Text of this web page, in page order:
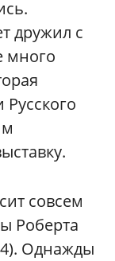
дружил с
много
совсем
Роберта
Однажды